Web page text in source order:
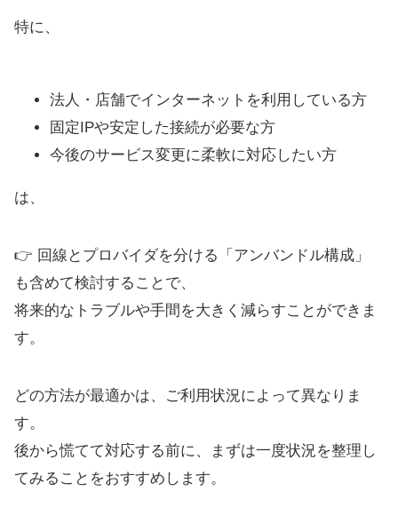
特に、
法人・店舗でインターネットを利用している方
固定IPや安定した接続が必要な方
今後のサービス変更に柔軟に対応したい方
は、
👉 回線とプロバイダを分ける「アンバンドル構成」
も含めて検討することで、
将来的なトラブルや手間を大きく減らすことができま
す。
どの方法が最適かは、ご利用状況によって異なりま
す。
後から慌てて対応する前に、まずは一度状況を整理し
てみることをおすすめします。